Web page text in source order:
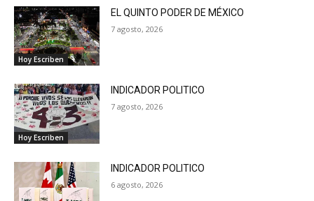
Hoy Escriben
EL QUINTO PODER DE MÉXICO
7 agosto, 2026
Hoy Escriben
INDICADOR POLITICO
7 agosto, 2026
INDICADOR POLITICO
6 agosto, 2026